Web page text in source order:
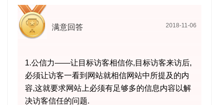
满意回答 2018-11-06
1.公信力——让目标访客相信你,目标访客来访后,
必须让访客一看到网站就相信网站中所提及的内
容,这就要求网站上必须有足够多的信息内容以解
决访客信任的问题.